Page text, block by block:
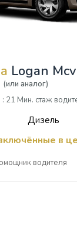
Logan Mcv
(или аналог)
21 Мин. стаж
Дизель
в
водителя